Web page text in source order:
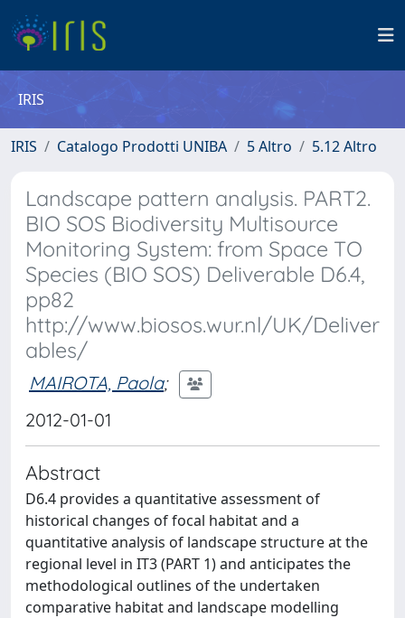
IRIS
IRIS Catalogo Prodotti UNIBA 5 Altro 5.12 Altro
Landscape pattern analysis. PART2.
BIO SOS Biodiversity Multisource
Monitoring System: from Space TO
Species (BIO SOS) Deliverable D6.4,
pp82
http://www.biosos.wur.nl/UK/Deliver
ables/
MAIROTA, Paola;
2012-01-01
Abstract
D6.4 provides a quantitative assessment of
historical changes of focal habitat and a
quantitative analysis of landscape structure at the
regional level in IT3 (PART 1) and anticipates the
methodological outlines of the undertaken
comparative habitat and landscape modelling